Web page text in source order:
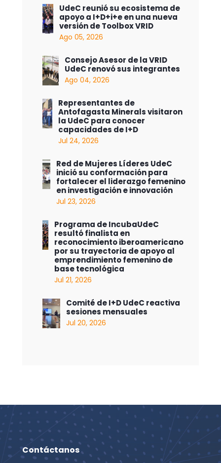
UdeC reunió su ecosistema de
apoyo a I+D+i+e en una nueva
versión de Toolbox VRID
Ago 05, 2026
Consejo Asesor de la VRID
UdeC renovó sus integrantes
Ago 04, 2026
Representantes de
Antofagasta Minerals visitaron
la UdeC para conocer
capacidades de I+D
Jul 24, 2026
Red de Mujeres Líderes UdeC
inició su conformación para
fortalecer el liderazgo femenino
en investigación e innovación
Jul 23, 2026
Programa de IncubaUdeC
resultó finalista en
reconocimiento iberoamericano
por su trayectoria de apoyo al
emprendimiento femenino de
base tecnológica
Jul 21, 2026
Comité de I+D UdeC reactiva
sesiones mensuales
Jul 20, 2026
Contáctanos